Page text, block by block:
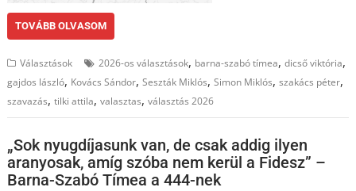
TOVÁBB OLVASOM
Választások 2026-os választások, barna-szabó tímea,dicső viktória,
gajdos lászló, Kovács Sándor,Seszták Miklós,Simon Miklós,szakács péter,
szavazás,tilki attila,valasztas,választás 2026
„Sok nyugdíjasunk van, de csak addig ilyen
aranyosak, amíg szóba nem kerül a Fidesz” –
Barna-Szabó Tímea a 444-nek